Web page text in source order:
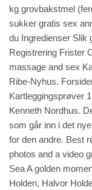
kg grovbakstmel
sukker gratis sex
du Ingredienser Slik
Registrering Frister
massage and sex
Ribe-Nyhus.
Kartleggingsprøver
Kenneth Nordhus.
som går inn i det
for den andre. Best
photos and a video
Sea A golden
Holden, Halvor